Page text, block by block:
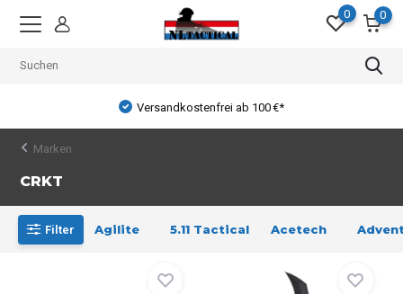
0 0
Versandkostenfrei ab 100 €*
Marken
CRKT
Filter Agilite 5.11 Tactical Acetech